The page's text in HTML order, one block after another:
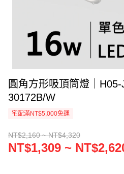
圓角方形吸頂筒燈｜H05-
30172B/W
宅配滿NT$5,000免運
NT$2,160 ~ NT$4,320
NT$1,309 ~